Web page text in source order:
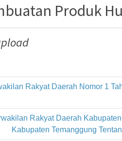
Produk
Rakyat Daerah Nomor 1
Rakyat Daerah
Kabupaten Temanggung